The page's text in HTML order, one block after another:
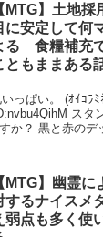
MTG】土地
に安定して何
る 食糧補充
ともままある
っぱい。 (ｵｲｺﾗ
スタ
キでは土地は何枚がいいんですか？
MTG】幽霊
するナイス
弱点も多く使